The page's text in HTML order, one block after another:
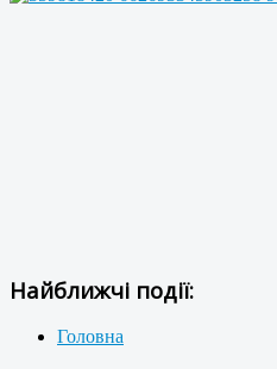
Найближчі події:
Головна